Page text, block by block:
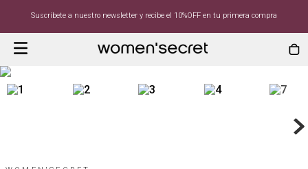
Suscríbete a nuestro newsletter y recibe el 10%OFF en tu primera compra